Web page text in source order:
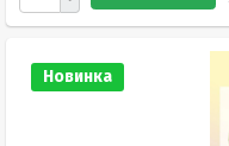
Новинка